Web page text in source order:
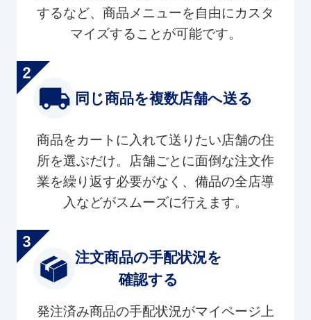
するなど、商品メニューを自由にカスタ
マイズすることが可能です。
同じ商品を複数店舗へ送る
商品をカートに入れて送りたい店舗の住
所を選ぶだけ。店舗ごとに面倒な注文作
業を繰り返す必要がなく、備品の全店導
入などがスムーズに行えます。
注文商品の手配状況を
確認する
発注済み商品の手配状況がマイページ上